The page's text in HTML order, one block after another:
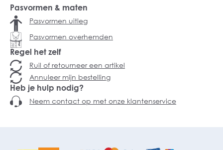
Pasvormen & maten
Pasvormen uitleg
Pasvormen overhemden
Regel het zelf
Ruil of retourneer een artikel
Annuleer mijn bestelling
Heb je hulp nodig?
Neem contact op met onze klantenservice